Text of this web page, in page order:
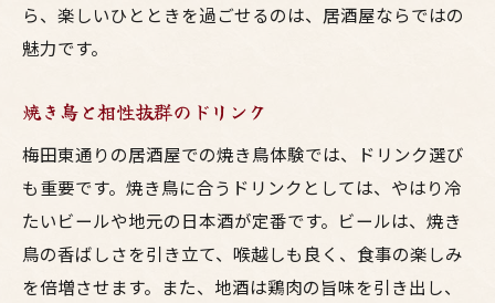
ら、楽しいひとときを過ごせるのは、居酒屋ならではの
魅力です。
焼き鳥と相性抜群のドリンク
梅田東通りの居酒屋での焼き鳥体験では、ドリンク選び
も重要です。焼き鳥に合うドリンクとしては、やはり冷
たいビールや地元の日本酒が定番です。ビールは、焼き
鳥の香ばしさを引き立て、喉越しも良く、食事の楽しみ
を倍増させます。また、地酒は鶏肉の旨味を引き出し、